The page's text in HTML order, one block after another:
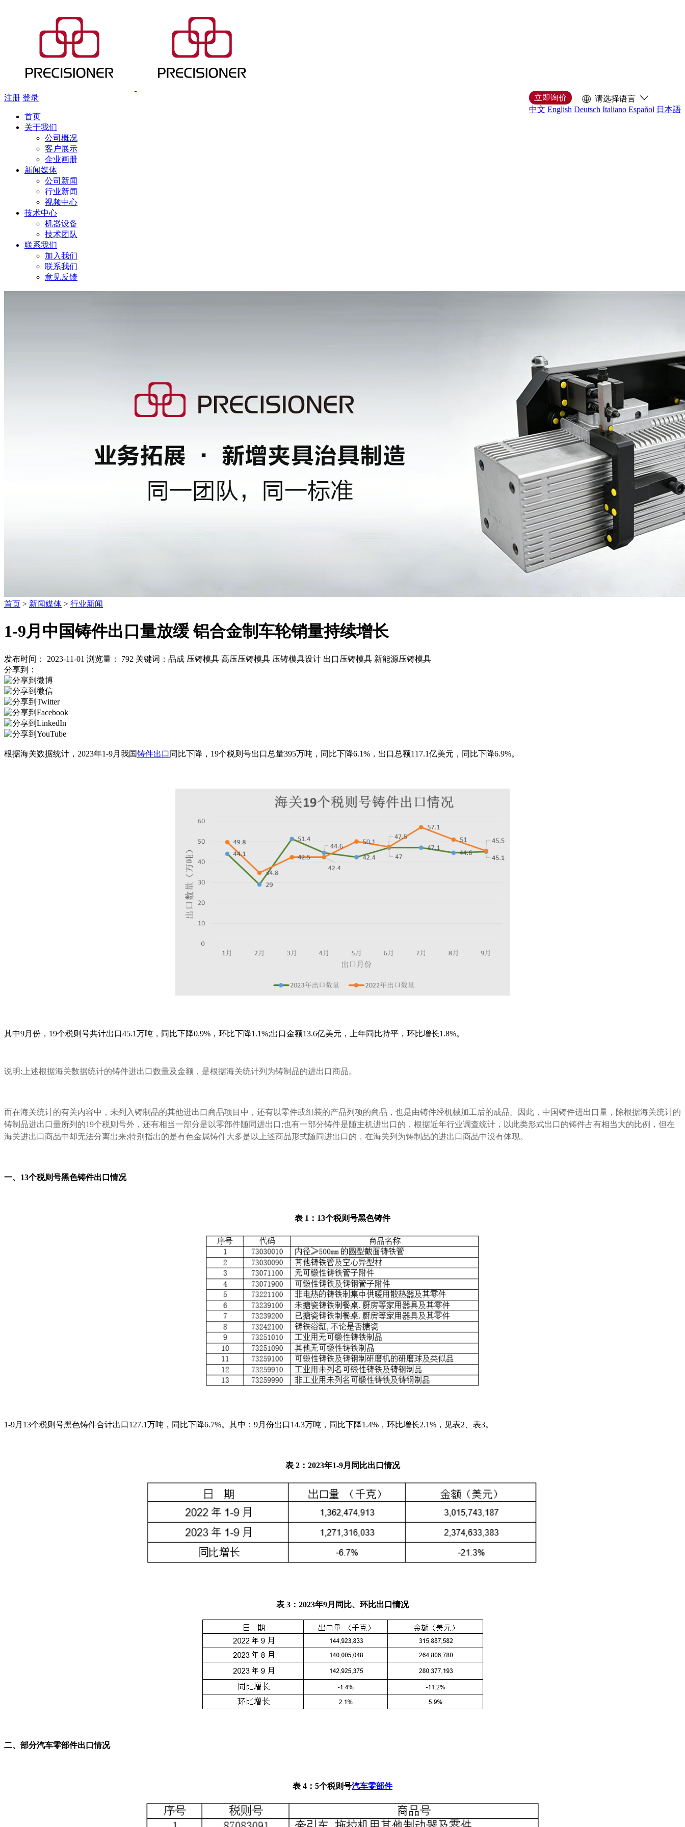
注册 登录 立即询价
请选择语言
中文 English Deutsch Italiano Español 日本語
首页
关于我们
公司概况
客户展示
企业画册
新闻媒体
公司新闻
行业新闻
视频中心
技术中心
机器设备
技术团队
联系我们
加入我们
联系我们
意见反馈
首页 > 新闻媒体 > 行业新闻
1-9月中国铸件出口量放缓 铝合金制车轮销量持续增长
发布时间： 2023-11-01 浏览量： 792 关键词： 品成 压铸模具 高压压铸模具 压铸模具设计 出口压铸模具 新能源压铸模具
分享到：
根据海关数据统计，2023年1-9月我国铸件出口 同比下降，19个税则号出口总量395万吨，同比下降6.1%，出口总额117.1亿美元，同比下降6.9%。
其中9月份，19个税则号共计出口45.1万吨，同比下降0.9%，环比下降1.1%;出口金额13.6亿美元，上年同比持平，环比增长1.8%。
说明:上述根据海关数据统计的铸件进出口数量及金额，是根据海关统计列为铸制品的进出口商品。
而在海关统计的有关内容中，未列入铸制品的其他进出口商品项目中，还有以零件或组装的产品列项的商品，也是由铸件经机械加工后的成品。因此，中国铸件进出口量，除根据海关统计的
铸制品进出口量所列的19个税则号外，还有相当一部分是以零部件随同进出口;也有一部分铸件是随主机进出口的，根据近年行业调查统计，以此类形式出口的铸件占有相当大的比例，但在
海关进出口商品中却无法分离出来;特别指出的是有色金属铸件大多是以上述商品形式随同进出口的，在海关列为铸制品的进出口商品中没有体现。
一、13个税则号黑色铸件出口情况
表 1：13个税则号黑色铸件
1-9月13个税则号黑色铸件合计出口127.1万吨，同比下降6.7%。其中：9月份出口14.3万吨，同比下降1.4%，环比增长2.1%，见表2、表3。
表 2：2023年1-9月同比出口情况
表 3：2023年9月同比、环比出口情况
二、部分汽车零部件出口情况
表 4：5个税则号汽车零部件